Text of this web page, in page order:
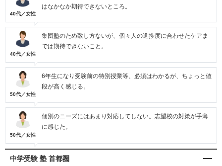
40代／女性
はなかなか期待できないところ。
40代／女性
集団塾のため致し方ないが、個々人の進捗度に合わせたケアま
では期待できないこと。
50代／女性
6年生になり受験前の特別授業等、必須はわかるが、ちょっと値
段が高く感じる。
50代／女性
個別のニーズにはあまり対応してしない。志望校の対策が手薄
に感じた。
中学受験 塾 首都圏